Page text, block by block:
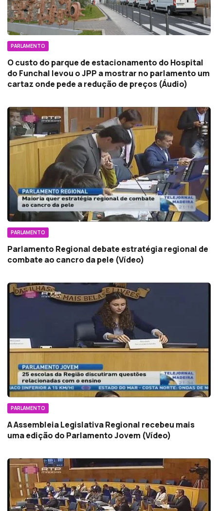
PARLAMENTO
O custo do parque de estacionamento do Hospital
do Funchal levou o JPP a mostrar no parlamento um
cartaz onde pede a redução de preços (Áudio)
PARLAMENTO
Parlamento Regional debate estratégia regional de
combate ao cancro da pele (Vídeo)
PARLAMENTO
A Assembleia Legislativa Regional recebeu mais
uma edição do Parlamento Jovem (Vídeo)